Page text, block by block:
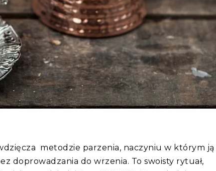
metodzie parzenia, naczyniu w którym ją
doprowadzania do wrzenia. To swoisty rytuał,